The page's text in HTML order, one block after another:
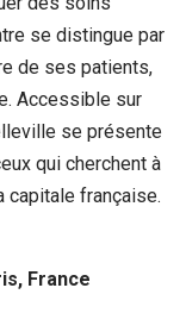
se distingue par
de ses patients,
Accessible sur
se présente
qui cherchent à
capitale française.
France